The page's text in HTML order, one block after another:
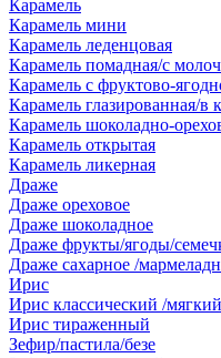
Карамель
Карамель мини
Карамель леденцовая
Карамель помадная/с
Карамель с фруктово-
Карамель глазированная/в
Карамель шоколадно-
Карамель открытая
Карамель ликерная
Драже
Драже ореховое
Драже шоколадное
Драже фрукты/ягоды/
Драже сахарное /
Ирис
Ирис классический /мягкий
Ирис тираженный
Зефир/пастила/безе